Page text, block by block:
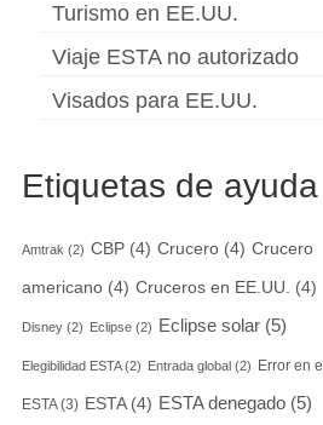
Turismo en EE.UU.
Viaje ESTA no autorizado
Visados para EE.UU.
Etiquetas de ayuda
Amtrak (2) CBP(4) Crucero(4) Crucero
americano(4) Cruceros en EE.UU. (4)
Disney(2) Eclipse(2) Eclipse solar(5)
Elegibilidad ESTA(2) Entrada global (2) Error en el
ESTA(3) ESTA(4) ESTA denegado(5)